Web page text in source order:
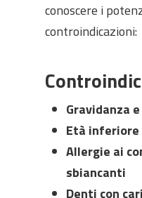
conoscere i
controindicazioni:
Gravidanza
Età inferiore
Allergie ai
sbiancanti
Denti con